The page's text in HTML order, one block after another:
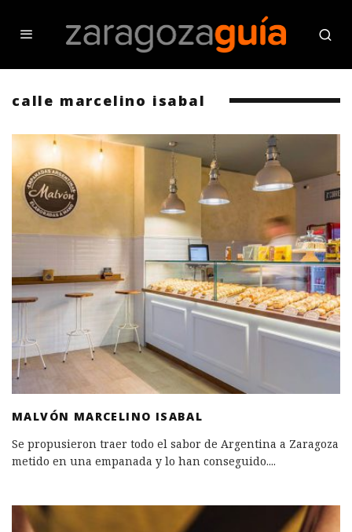
calle marcelino isabal
MALVÓN MARCELINO ISABAL
Se propusieron traer todo el sabor de Argentina a Zaragoza
metido en una empanada y lo han conseguido....